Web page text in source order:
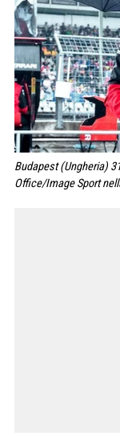
Budapest (Ungheria)
Office/Image Sport